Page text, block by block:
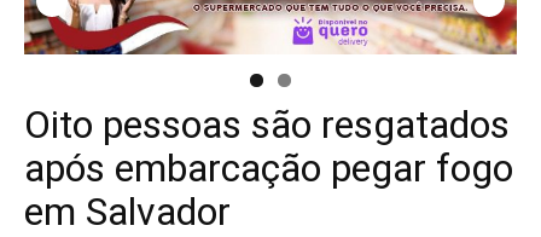
Oito pessoas são resgatados
após embarcação pegar fogo
em Salvador